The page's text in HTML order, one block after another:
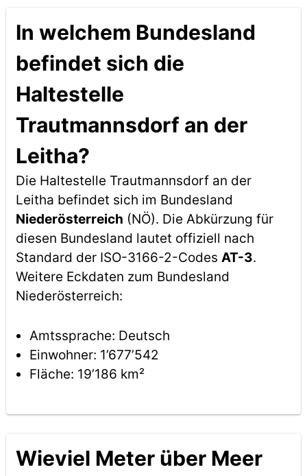
In welchem Bundesland
befindet sich die
Haltestelle
Trautmannsdorf an der
Leitha?
Die Haltestelle Trautmannsdorf an der
Leitha befindet sich im Bundesland
Niederösterreich (NÖ). Die Abkürzung für
diesen Bundesland lautet offiziell nach
Standard der ISO-3166-2-Codes AT-3.
Weitere Eckdaten zum Bundesland
Niederösterreich:
Amtssprache: Deutsch
Einwohner: 1’677’542
Fläche: 19’186 km²
Wieviel Meter über Meer